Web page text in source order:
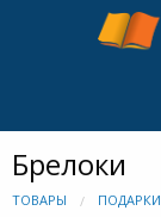
Брелоки
ТОВАРЫ ПОДАРКИ